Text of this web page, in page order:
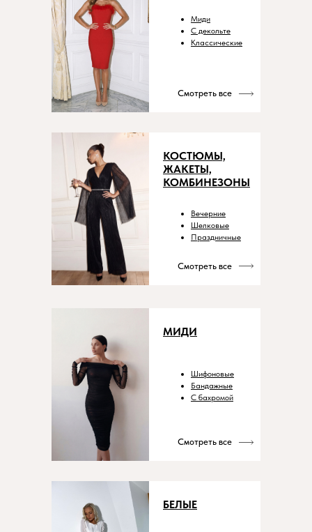
Миди
С декольте
Классические
Смотреть все
КОСТЮМЫ,
ЖАКЕТЫ,
КОМБИНЕЗОНЫ
Вечерние
Шелковые
Праздничные
Смотреть все
МИДИ
Шифоновые
Бандажные
С бахромой
Смотреть все
БЕЛЫЕ